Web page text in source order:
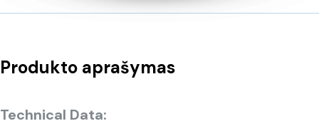
Produkto aprašymas
Technical Data: